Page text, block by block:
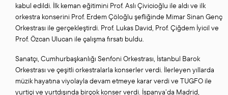
kabul edildi. İlk keman eğitimini Prof. Aslı Çivicioğlu ile aldı ve ilk
orkestra konserini Prof. Erdem Çöloğlu şefliğinde Mimar Sinan Genç
Orkestrası ile gerçekleştirdi. Prof. Lukas David, Prof. Çiğdem İyicil ve
Prof. Özcan Ulucan ile çalışma fırsatı buldu.
Sanatçı, Cumhurbaşkanlığı Senfoni Orkestrası, İstanbul Barok
Orkestrası ve çeşitli orkestralarla konserler verdi. İlerleyen yıllarda
müzik hayatına viyolayla devam etmeye karar verdi ve TUGFO ile
yurtiçi ve yurtdışında birçok konser verdi. İspanya’da Madrid,